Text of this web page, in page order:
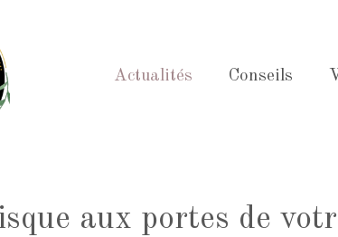
Actualités Conseils
aux portes de